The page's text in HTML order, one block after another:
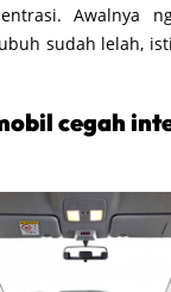
Awalnya
sudah lelah,
cegah